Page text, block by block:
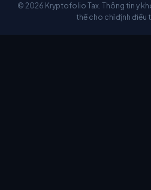
© 2026 Kryptofolio Tax. Thông tin y
thế cho chỉ định điều